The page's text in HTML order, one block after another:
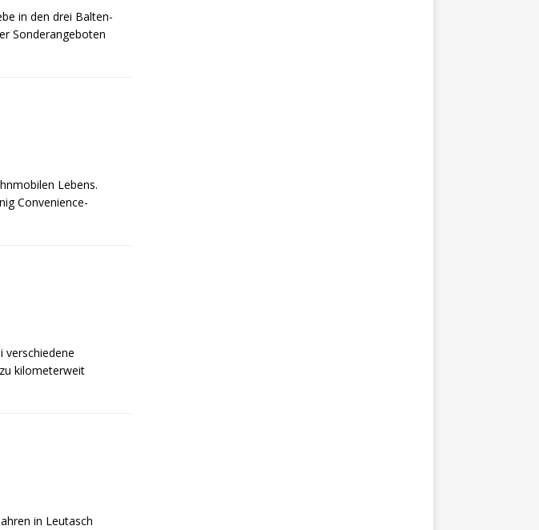
in den drei Balten-
Sonderangeboten
Lebens.
Convenience-
verschiedene
kilometerweit
in Leutasch